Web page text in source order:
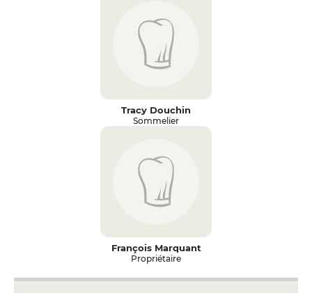
Tracy Douchin
Sommelier
François Marquant
Propriétaire